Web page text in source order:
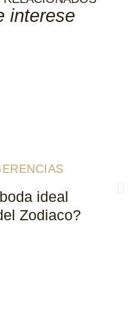
interese
ideal
Zodiaco?